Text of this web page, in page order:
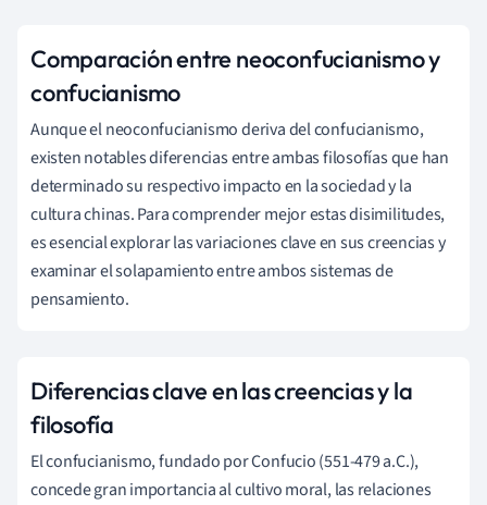
Comparación entre neoconfucianismo y
confucianismo
Aunque el neoconfucianismo deriva del confucianismo,
existen notables diferencias entre ambas filosofías que han
determinado su respectivo impacto en la sociedad y la
cultura chinas. Para comprender mejor estas disimilitudes,
es esencial explorar las variaciones clave en sus creencias y
examinar el solapamiento entre ambos sistemas de
pensamiento.
Diferencias clave en las creencias y la
filosofía
El confucianismo, fundado por Confucio (551-479 a.C.),
concede gran importancia al cultivo moral, las relaciones